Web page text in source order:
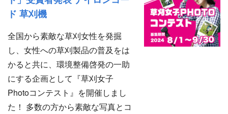
ド 草刈機
全国から素敵な草刈女性を発掘
し、女性への草刈製品の普及をは
かると共に、環境整備啓発の一助
にする企画として『草刈女子
Photoコンテスト』を開催しまし
た！ 多数の方から素敵な写真とコ